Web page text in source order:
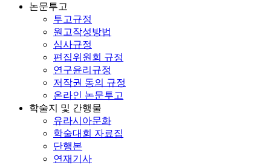
논문투고
투고규정
원고작성방법
심사규정
편집위원회 규정
연구윤리규정
저작권 동의 규정
온라인 논문투고
학술지 및 간행물
유라시아문화
학술대회 자료집
단행본
연재기사